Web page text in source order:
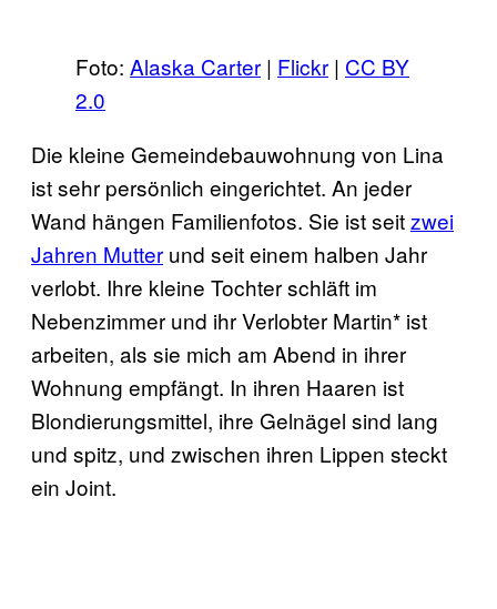
Foto: Alaska Carter | Flickr | CC BY
2.0
Die kleine Gemeindebauwohnung von Lina
ist sehr persönlich eingerichtet. An jeder
Wand hängen Familienfotos. Sie ist seitzwei
Jahren Mutter und seit einem halben Jahr
verlobt. Ihre kleine Tochter schläft im
Nebenzimmer und ihr Verlobter Martin* ist
arbeiten, als sie mich am Abend in ihrer
Wohnung empfängt. In ihren Haaren ist
Blondierungsmittel, ihre Gelnägel sind lang
und spitz, und zwischen ihren Lippen steckt
ein Joint.